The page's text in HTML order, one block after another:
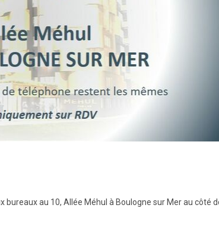
au 10, Allée Méhul à Boulogne sur Mer au côté